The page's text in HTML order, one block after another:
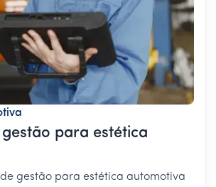
para estética
de gestão para estética automotiva